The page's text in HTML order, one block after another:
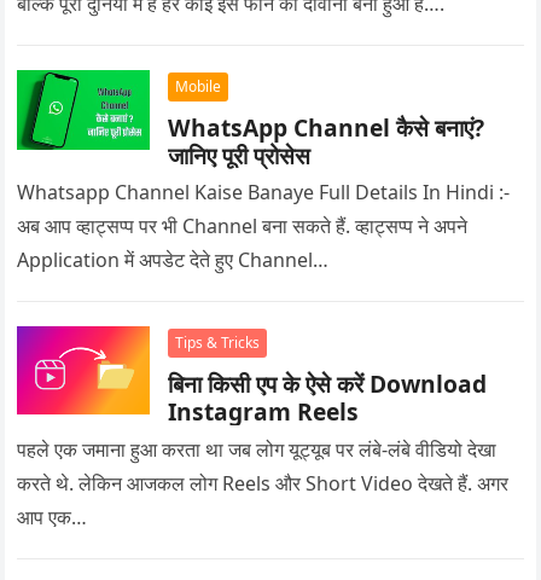
Mobile
WhatsApp Channel कैसे बनाएं?
जानिए पूरी प्रोसेस
Whatsapp Channel Kaise Banaye Full Details In Hindi :-
अब आप व्हाट्सप्प पर भी Channel बना सकते हैं. व्हाट्सप्प ने अपने
Application में अपडेट देते हुए Channel…
Tips & Tricks
बिना किसी एप के ऐसे करें Download
Instagram Reels
पहले एक जमाना हुआ करता था जब लोग यूट्यूब पर लंबे-लंबे वीडियो देखा
करते थे. लेकिन आजकल लोग Reels और Short Video देखते हैं. अगर
आप एक…